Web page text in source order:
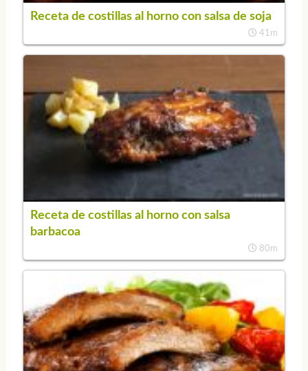
Receta de costillas al horno con salsa de soja
41m
Receta de costillas al horno con salsa
barbacoa
80m